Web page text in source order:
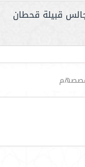
قبيلة قحطان